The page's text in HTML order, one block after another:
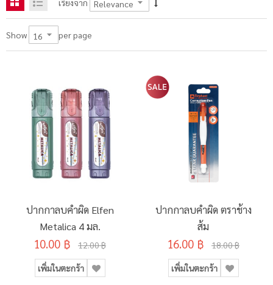
เรียงจาก
Show per page
ปากกาลบคำผิด Elfen
Metalica 4 มล.
10.00 ฿ 12.00 ฿
เพิ่มในตะกร้า
ปากกาลบคำผิด ตราช้าง
ส้ม
16.00 ฿ 18.00 ฿
เพิ่มในตะกร้า